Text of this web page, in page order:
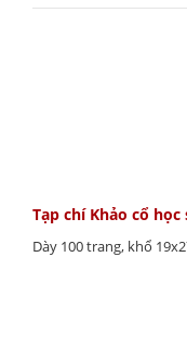
Tạp chí Khảo cổ học
Dày 100 trang, khổ